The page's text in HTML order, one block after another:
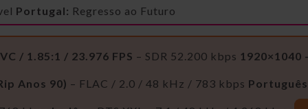
Portugal: Regresso ao Futuro
/ 1.85:1 / 23.976 FPS – SDR 52.200 kbps 1920×1040
Anos 90) – FLAC / 2.0 / 48 kHz / 783 kbps